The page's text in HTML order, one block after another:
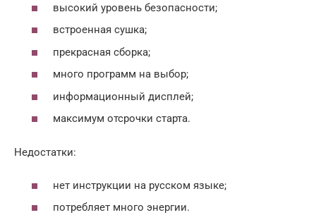
высокий уровень безопасности;
встроенная сушка;
прекрасная сборка;
много программ на выбор;
информационный дисплей;
максимум отсрочки старта.
Недостатки:
нет инструкции на русском языке;
потребляет много энергии.